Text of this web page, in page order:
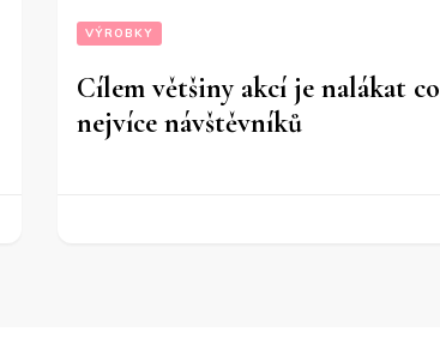
VÝROBKY
Cílem většiny akcí je nalákat co
nejvíce návštěvníků